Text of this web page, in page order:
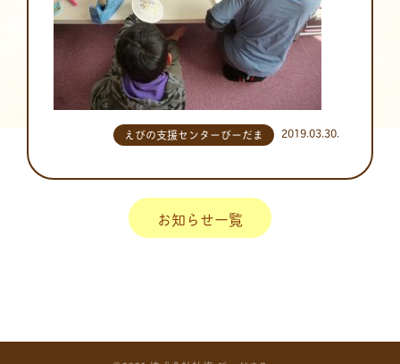
2019.03.30.
えびの支援センターびーだま
お知らせ一覧